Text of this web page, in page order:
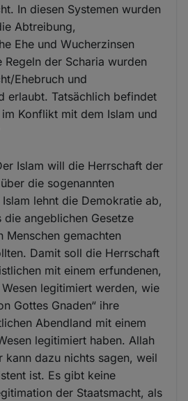
In diesen Systemen wurden
Abtreibung,
Ehe und Wucherzinsen
Regeln der Scharia wurden
Ehebruch und
erlaubt. Tatsächlich befindet
Konflikt mit dem Islam und
Islam will die Herrschaft der
die sogenannten
Islam lehnt die Demokratie ab,
angeblichen Gesetze
Menschen gemachten
Damit soll die Herrschaft
mit einem erfundenen,
legitimiert werden, wie
Gottes Gnaden“ ihre
Abendland mit einem
legitimiert haben. Allah
kann dazu nichts sagen, weil
ist. Es gibt keine
der Staatsmacht, als